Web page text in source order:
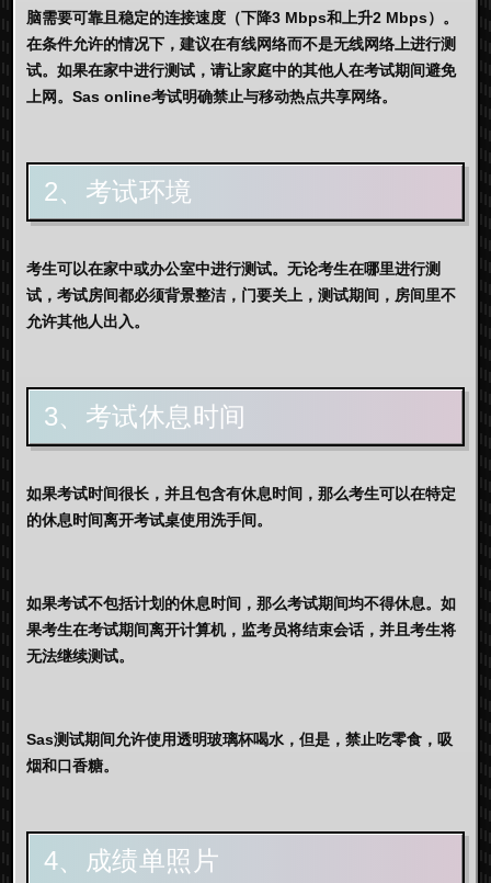
脑需要可靠且稳定的连接速度（下降3 Mbps和上升2 Mbps）。
在条件允许的情况下，建议在有线网络而不是无线网络上进行测
试。如果在家中进行测试，请让家庭中的其他人在考试期间避免
上网。Sas online考试明确禁止与移动热点共享网络。
2、考试环境
考生可以在家中或办公室中进行测试。无论考生在哪里进行测
试，考试房间都必须背景整洁，门要关上，测试期间，房间里不
允许其他人出入。
3、考试休息时间
如果考试时间很长，并且包含有休息时间，那么考生可以在特定
的休息时间离开考试桌使用洗手间。
如果考试不包括计划的休息时间，那么考试期间均不得休息。如
果考生在考试期间离开计算机，监考员将结束会话，并且考生将
无法继续测试。
Sas测试期间允许使用透明玻璃杯喝水，但是，禁止吃零食，吸
烟和口香糖。
4、成绩单照片